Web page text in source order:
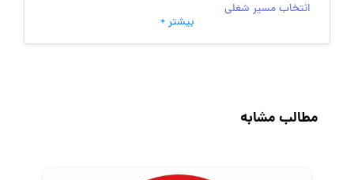
انتخاب مسیر شغلی
به‌روزرسانی‌های سایت (کارجویی)
رزومه
بیشتر +
مطالب مشابه